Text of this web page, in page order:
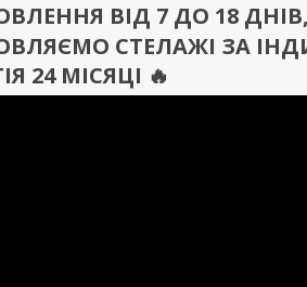
ВІД 7 ДО 18
СТЕЛАЖІ ЗА
24 МІСЯЦІ 🔥